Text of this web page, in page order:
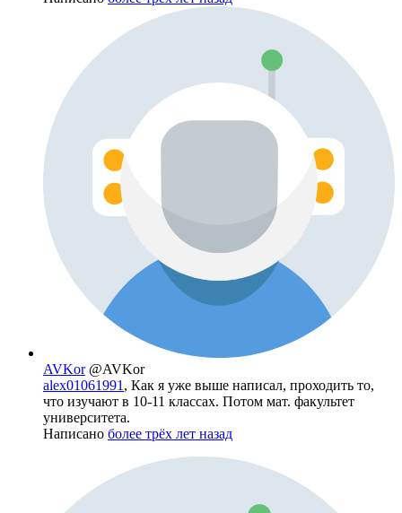
AVKor @AVKor
alex01061991 , Как я уже выше написал, проходить то,
что изучают в 10-11 классах. Потом мат. факультет
университета.
Написано более трёх лет назад